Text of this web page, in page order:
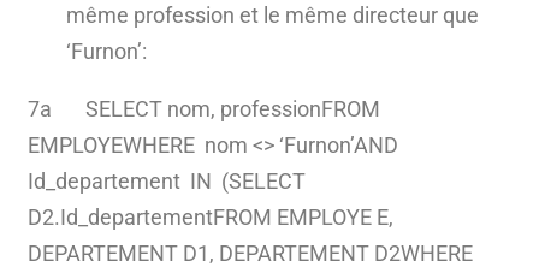
même profession et le même directeur que
‘Furnon’:
7a SELECT nom, professionFROM
EMPLOYEWHERE nom <> ‘Furnon’AND
Id_departement IN (SELECT
D2.Id_departementFROM EMPLOYE E,
DEPARTEMENT D1, DEPARTEMENT D2WHERE